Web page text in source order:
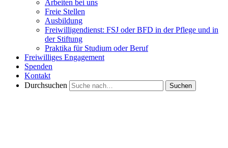
Arbeiten bei uns
Freie Stellen
Ausbildung
Freiwilligendienst: FSJ oder BFD in der Pflege und in
der Stiftung
Praktika für Studium oder Beruf
Freiwilliges Engagement
Spenden
Kontakt
Durchsuchen
Suchen